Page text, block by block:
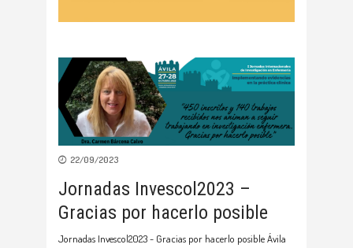
22/09/2023
Jornadas Invescol2023 –
Gracias por hacerlo posible
Jornadas Invescol2023 - Gracias por hacerlo posible Ávila